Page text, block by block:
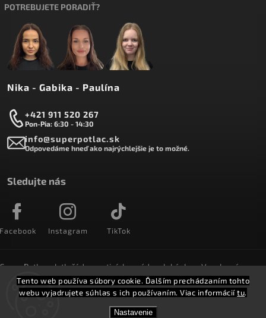
Tento web používa súbory cookie. Ďalším prechádzaním tohto
webu vyjadrujete súhlas s ich používaním. Viac informáciítu.
Nastavenie
POTREBUJETE PORADIŤ?
Nika - Gabika - Paulína
+421 911 520 267
Pon-Pia: 6:30 - 14:30
info@superpotlac.sk
Odpovedáme hneď ako najrýchlejšie je to možné.
Sledujte nás
Instagram TikTok
SuperPotlac.sk tlačí denne tisícky módnych kúskov. Vyrobené na
Slovensku a doručované do celého sveta :)
SuperPotlač.sk. Všetky práva vyhradené.